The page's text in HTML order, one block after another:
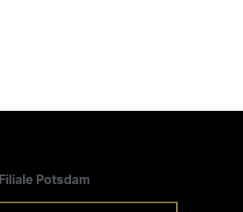
Filiale Potsdam